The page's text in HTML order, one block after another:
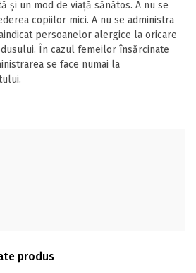
și un mod de viață sănătos. A nu se
copiilor mici. A nu se administra
persoanelor alergice la oricare
În cazul femeilor însărcinate
se face numai la
produs